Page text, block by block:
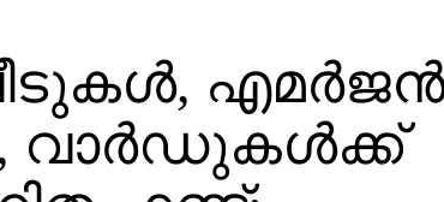
വാര്‍ഡുകള്‍ക്ക്